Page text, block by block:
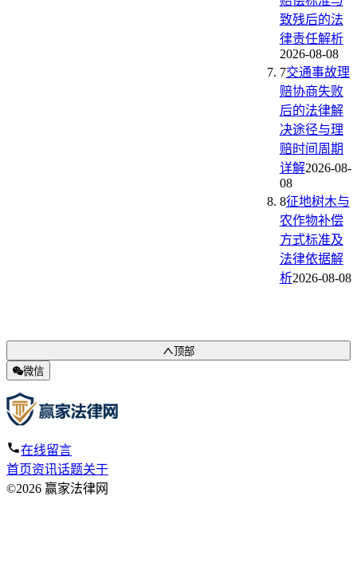
致残后的法
律责任解析
2026-08-08
7交通事故理
赔协商失败
后的法律解
决途径与理
赔时间周期
详解2026-08-
08
8征地树木与
农作物补偿
方式标准及
法律依据解
析2026-08-08
顶部
微信
在线留言
首页资讯话题关于
©2026 赢家法律网